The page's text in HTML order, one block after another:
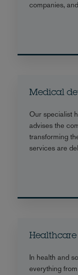
companies,
Medical
Our specialist
advises the
transforming
services are
Healthcare
In health and
everything